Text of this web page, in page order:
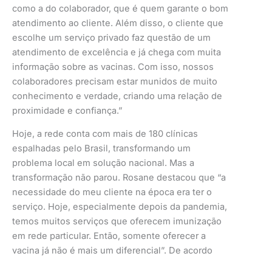
como a do colaborador, que é quem garante o bom
atendimento ao cliente. Além disso, o cliente que
escolhe um serviço privado faz questão de um
atendimento de excelência e já chega com muita
informação sobre as vacinas. Com isso, nossos
colaboradores precisam estar munidos de muito
conhecimento e verdade, criando uma relação de
proximidade e confiança.”
Hoje, a rede conta com mais de 180 clínicas
espalhadas pelo Brasil, transformando um
problema local em solução nacional. Mas a
transformação não parou. Rosane destacou que “a
necessidade do meu cliente na época era ter o
serviço. Hoje, especialmente depois da pandemia,
temos muitos serviços que oferecem imunização
em rede particular. Então, somente oferecer a
vacina já não é mais um diferencial”. De acordo